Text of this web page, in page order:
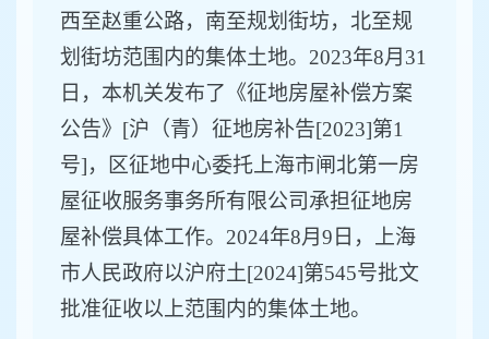
西至赵重公路，南至规划街坊，北至规
划街坊范围内的集体土地。 2023年8月 31
日，本机关发布了《征地房屋补偿方案
公告》[沪（青）征地房补告[2023]第1
号]，区征地中心委托上海市闸北第一房
屋征收服务事务所有限公司承担征地房
屋补偿具体工作。 2024年8月 9 日，上海
市人民政府以沪府土[2024]第545号批文
批准征收以上范围内的集体土地。